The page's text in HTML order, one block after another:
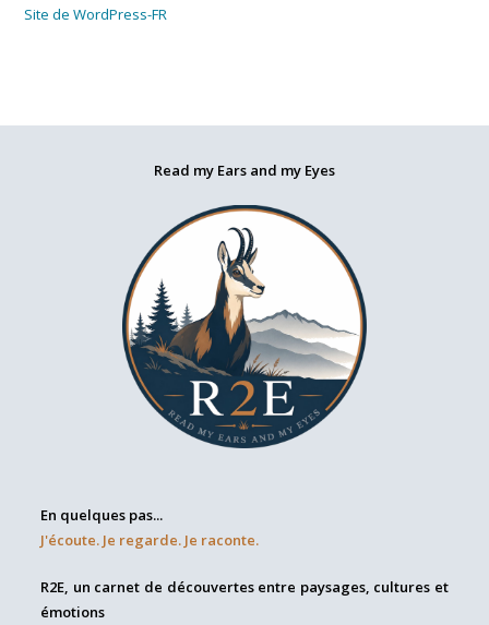
Site de WordPress-FR
Read my Ears and my Eyes
En quelques pas...
J'écoute. Je regarde. Je raconte.
R2E, un carnet de découvertes entre paysages, cultures et
émotions